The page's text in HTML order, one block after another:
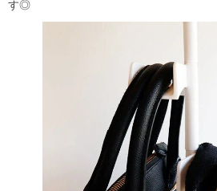
す◎